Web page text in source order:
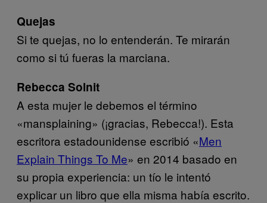
Quejas
Si te quejas, no lo entenderán. Te mirarán
como si tú fueras la marciana.
Rebecca Solnit
A esta mujer le debemos el término
«mansplaining» (¡gracias, Rebecca!). Esta
escritora estadounidense escribió «Men
Explain Things To Me» en 2014 basado en
su propia experiencia: un tío le intentó
explicar un libro que ella misma había escrito.